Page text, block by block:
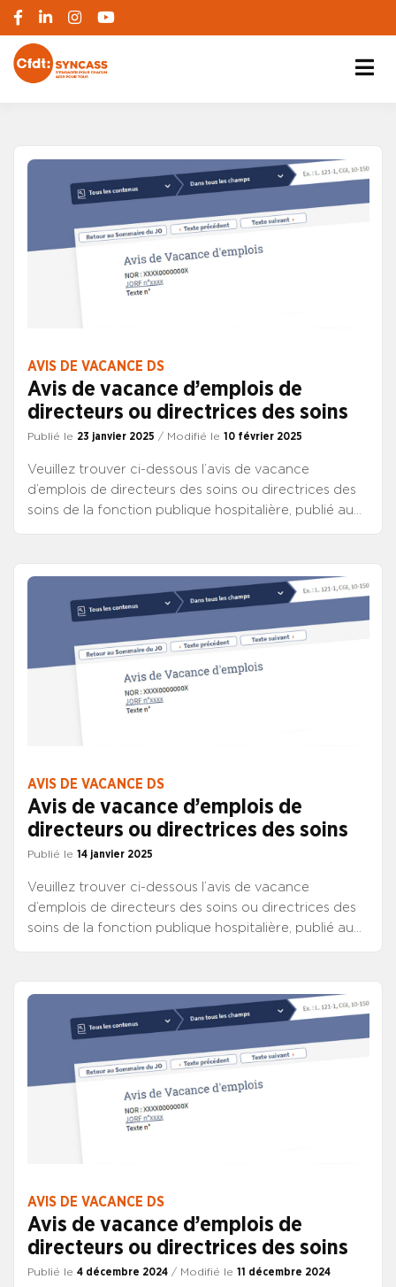
AVIS DE VACANCE DS
Avis de vacance d’emplois de
directeurs ou directrices des soins
Publié le 23 janvier 2025 / Modifié le 10 février 2025
Veuillez trouver ci-dessous l’avis de vacance
d’emplois de directeurs des soins ou directrices des
soins de la fonction publique hospitalière, publié au
AVIS DE VACANCE DS
Avis de vacance d’emplois de
directeurs ou directrices des soins
Publié le 14 janvier 2025
Veuillez trouver ci-dessous l’avis de vacance
d’emplois de directeurs des soins ou directrices des
soins de la fonction publique hospitalière, publié au
AVIS DE VACANCE DS
Avis de vacance d’emplois de
directeurs ou directrices des soins
Publié le 4 décembre 2024 / Modifié le 11 décembre 2024